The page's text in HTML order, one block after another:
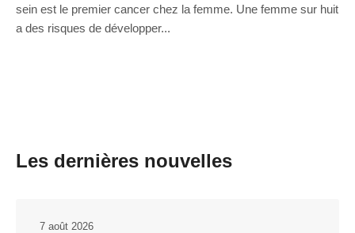
sein est le premier cancer chez la femme. Une femme sur huit
a des risques de développer...
Les dernières nouvelles
7 août 2026